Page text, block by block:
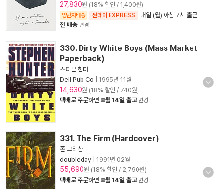
27,830원 (18% 할인 / 1,400원)
양탄자배송 썬데이 EXPRESS 내일 (월) 아침 7시 출근
전 배송 변경
330. Dirty White Boys (Mass Market
Paperback)
스티븐 헌터
Dell Pub Co
1995년 11월
14,630원 (18% 할인 / 740원)
택배로 주문하면 8월 14일 출고 변경
331. The Firm (Hardcover)
존 그리샴
doubleday
1991년 02월
55,690원 (18% 할인 / 2,790원)
택배로 주문하면 8월 14일 출고 변경